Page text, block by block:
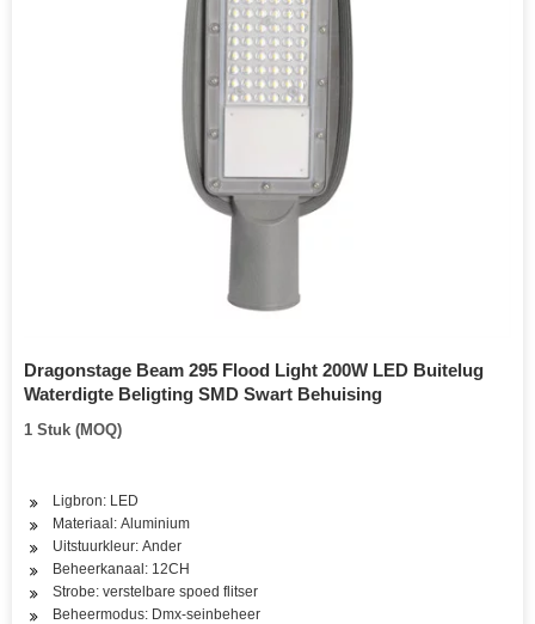
Dragonstage Beam 295 Flood Light 200W LED Buitelug
Waterdigte Beligting SMD Swart Behuising
1 Stuk (MOQ)
Ligbron: LED
Materiaal: Aluminium
Uitstuurkleur: Ander
Beheerkanaal: 12CH
Strobe: verstelbare spoed flitser
Beheermodus: Dmx-seinbeheer